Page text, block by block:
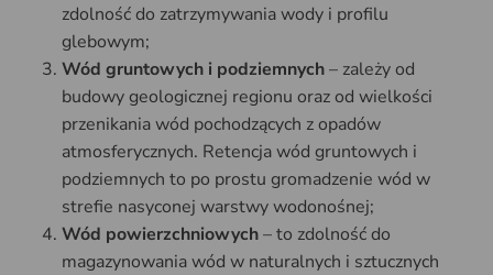
zdolność do zatrzymywania wody i profilu
glebowym;
Wód gruntowych i podziemnych– zależy od
budowy geologicznej regionu oraz od wielkości
przenikania wód pochodzących z opadów
atmosferycznych. Retencja wód gruntowych i
podziemnych to po prostu gromadzenie wód w
strefie nasyconej warstwy wodonośnej;
Wód powierzchniowych– to zdolność do
magazynowania wód w naturalnych i sztucznych